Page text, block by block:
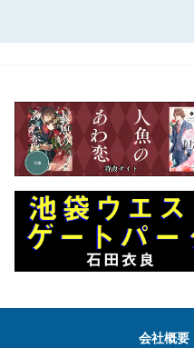
会社概要